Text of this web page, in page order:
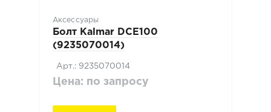
Аксессуары
Болт Kalmar DCE100
(9235070014)
Арт.: 9235070014
Цена: по запросу